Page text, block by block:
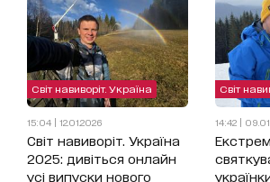
Світ навиворіт. Україна
15:04 | 12.01.2026
Світ навиворіт. Україна
2025: дивіться онлайн
усі випуски нового
Світ
14:42 |